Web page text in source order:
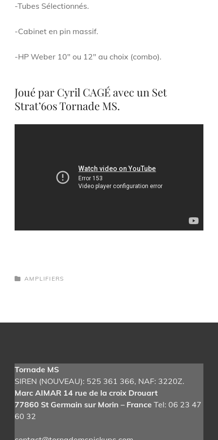
-Tubes Sélectionnés.
-Cabinet en pin massif.
-HP Weber 10″ ou 12″ au choix (combo).
Joué par Cyril CAGÉ avec un Set
Strat’60s Tornade MS.
CATEGORIES
AMPLIFIERS
navigation
Tornade MS
SIREN (NOUVEAU): 525 361 366, NAF: 3220Z.
Marc AIMAR 14 rue de la croix Drouart
77860 St Germain sur Morin – France Tel: 06 23 47
60 32